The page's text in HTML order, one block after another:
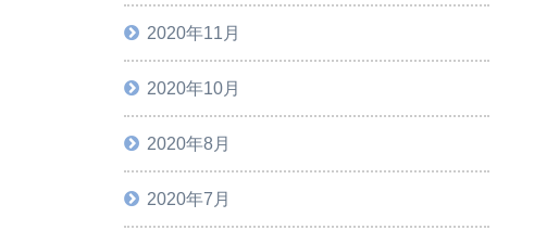
2020年11月
2020年10月
2020年8月
2020年7月